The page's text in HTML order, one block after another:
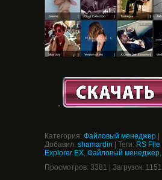
·
Категория: Файловый менеджер
Добавил: shamardin Теги: RS File
Explorer EX, Файловый менеджер,
Просмотров: 3381 Загрузок: 1151